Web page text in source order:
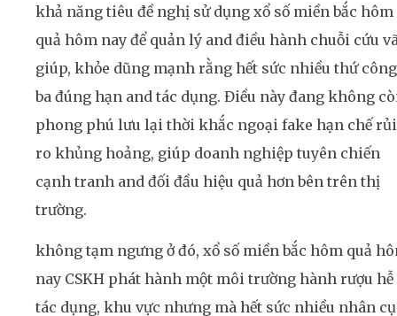
khả năng tiêu đề nghị sử dụng xổ số miền bắc hôm
quả hôm nay để quản lý and điều hành chuỗi cứu
giúp, khỏe dũng mạnh rằng hết sức nhiều thứ công
ba đúng hạn and tác dụng. Điều này đang không
phong phú lưu lại thời khắc ngoại fake hạn chế rủi
ro khủng hoảng, giúp doanh nghiệp tuyên chiến
cạnh tranh and đối đầu hiệu quả hơn bên trên thị
trường.
không tạm ngưng ở đó, xổ số miền bắc hôm quả
nay CSKH phát hành một môi trường hành rượu hễ
tác dụng, khu vực nhưng mà hết sức nhiều nhân